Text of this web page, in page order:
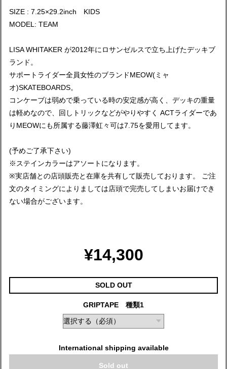
SIZE : 7.25×29.2inch KIDS
MODEL: TEAM
LISA WHITAKER が2012年にロサンゼルスで立ち上げたデッキブ
ランド。
サポートライダー全員女性のブランドMEOW(ミャ
オ)SKATEBOARDS。
コンケーブは弱めで乗っている時の安定感が高く、デッキの重量
は軽めなので、回しトリックなどがやりやすく ACTライダーであ
りMEOWにも所属する藤澤虹々可は7.75を愛用してます。
(予めご了承下さい)
※ステインカラーはアソートになります。
※実店舗との店頭販売と在庫を共有して販売しております。 ご注
文のタイミングによりましては店頭で完売してしまいお届けでき
ない場合がございます。
¥14,300
SOLD OUT
GRIPTAPE 種類1
International shipping available
Sold out